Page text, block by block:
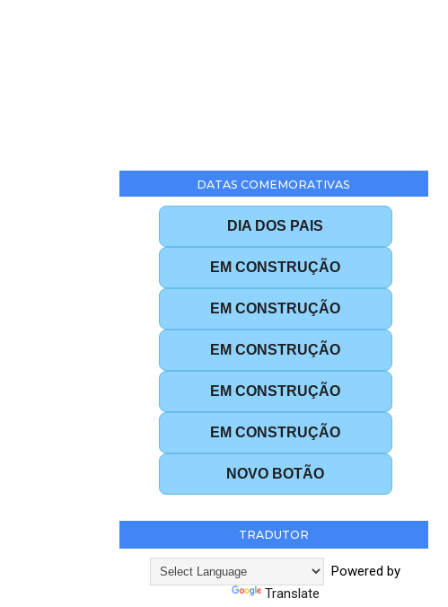
DATAS COMEMORATIVAS
DIA DOS PAIS
EM CONSTRUÇÃO
EM CONSTRUÇÃO
EM CONSTRUÇÃO
EM CONSTRUÇÃO
EM CONSTRUÇÃO
NOVO BOTÃO
TRADUTOR
Powered by
Translate